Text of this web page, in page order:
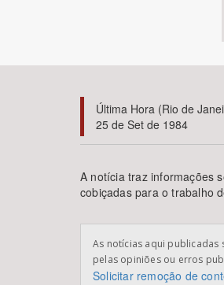
Última Hora (Rio de
25 de Set de 1984
A notícia traz informações
cobiçadas para o trabalho
As notícias aqui publicadas
pelas opiniões ou erros
Solicitar remoção de